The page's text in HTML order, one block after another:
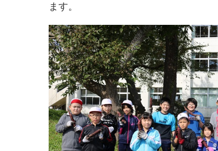
ます。